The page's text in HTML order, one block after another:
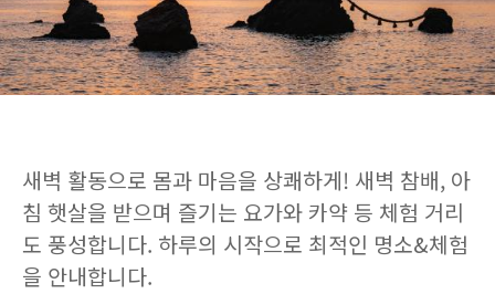
새벽 활동으로 몸과 마음을 상쾌하게! 새벽 참배, 아
침 햇살을 받으며 즐기는 요가와 카약 등 체험 거리
도 풍성합니다. 하루의 시작으로 최적인 명소&체험
을 안내합니다.